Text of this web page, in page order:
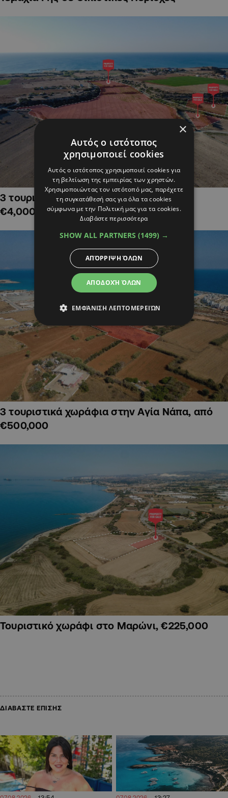
3 τουριστικά χωράφια στην Αλαμινό,
€4,000,000
3 τουριστικά χωράφια στην Αγία Νάπα, από
€500,000
Τουριστικό χωράφι στο Μαρώνι, €225,000
ΔΙΑΒΑΣΤΕ ΕΠΙΣΗΣ
×
Αυτός ο ιστότοπος
χρησιμοποιεί cookies
Αυτός ο ιστότοπος χρησιμοποιεί cookies για
τη βελτίωση της εμπειρίας των χρηστών.
Χρησιμοποιώντας τον ιστότοπό μας, παρέχετε
τη συγκατάθεσή σας για όλα τα cookies
σύμφωνα με την Πολιτική μας για τα cookies.
Διαβάστε περισσότερα
SHOW ALL PARTNERS (1499) →
ΑΠΟΔΟΧΉ ΌΛΩΝ
ΑΠΌΡΡΙΨΗ ΌΛΩΝ
ΕΜΦΆΝΙΣΗ ΛΕΠΤΟΜΕΡΕΙΏΝ